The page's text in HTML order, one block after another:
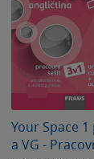
Your Space 1
a VG -